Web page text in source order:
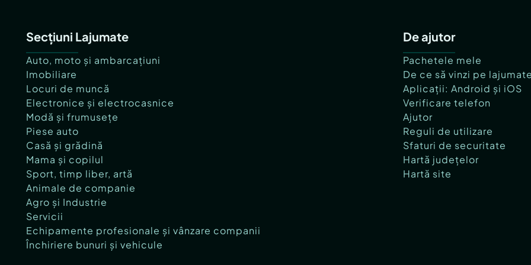
Secțiuni Lajumate
Auto, moto și ambarcațiuni
Imobiliare
Locuri de muncă
Electronice și electrocasnice
Modă și frumusețe
Piese auto
Casă și grădină
Mama și copilul
Sport, timp liber, artă
Animale de companie
Agro și Industrie
Servicii
Echipamente profesionale și vânzare companii
Închiriere bunuri și vehicule
De ajutor
Pachetele mele
De ce să vinzi pe
Aplicații: Android și iOS
Verificare telefon
Ajutor
Reguli de utilizare
Sfaturi de securitate
Hartă județelor
Hartă site